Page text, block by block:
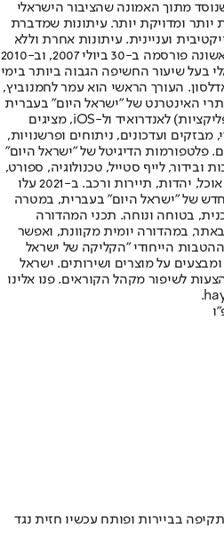
מתוך האמונה שהציבור הישראלי
יותר ומדויקת יותר. עיתונות שמדברת
ועניינית. עיתונות אחרת וללא
תשלום. המהדורה המודפסת הראשונה פורסמה ב-30 ביולי 2007, וב-2010
בעל שיעור החשיפה הגבוה ביותר בימי
העורך הראשי הוא עמר לחמנוביץ,
האינטרנט של "ישראל היום" בעברית
ובאנגלית, כמו כן היישומונים (אפליקציות) לאנדרואיד ול-iOS, מציגים
ועדכונים, ניתוחים ופרשנויות,
פלטפורמות הדיגיטל של "ישראל היום"
ובידור, לייף סטייל, טכנולוגיה, ספורט,
כלכלה וצרכנות, בריאות, חיילים, אוכל, יהדות, תיירות ורכב. ב-2021 עלו
של "ישראל היום" בעברית, במטרה
בטוחה ונוחה. תכני המהדורה
במהדורה יומית מקוונת, ואפשר
ההטבות הייחודי "הקליקה של ישראל
על מוצרים ושירותים. ישראל
לשיפור מקהל הקוראים. פנו אלינו
בביירות ופותח עכשיו חזית נגד